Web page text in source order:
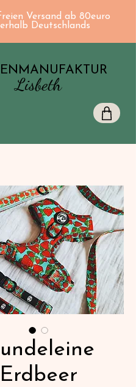
Versand ab 80euro
Deutschlands
Lisbeth
Erdbeer